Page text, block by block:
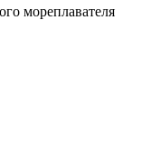
мореплавателя